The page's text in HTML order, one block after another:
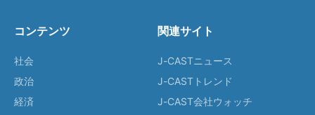
コンテンツ
社会
政治
経済
関連サイト
J-CASTニュース
J-CASTトレンド
J-CAST会社ウォッチ